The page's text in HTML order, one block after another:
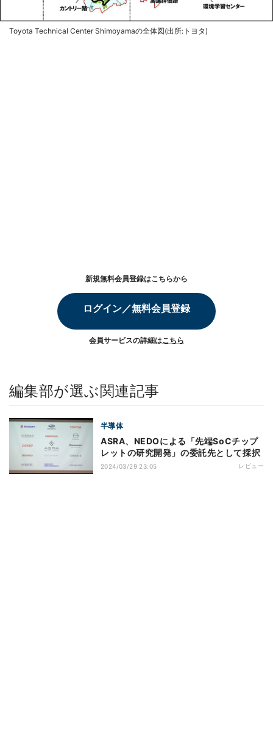
Toyota Technical Center Shimoyamaの全体図(出所:トヨタ)
新規無料会員登録はこちらから
ログイン／無料会員登録
会員サービスの詳細はこちら
編集部が選ぶ関連記事
半導体
ASRA、NEDOによる「先端SoCチップ
レットの研究開発」の委託先として採択
2024/03/29 23:05 レビュー